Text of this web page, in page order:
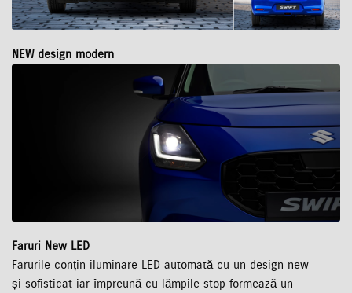
NEW design modern
Faruri New LED
Farurile conțin iluminare LED automată cu un design new
și sofisticat iar împreună cu lămpile stop formează un